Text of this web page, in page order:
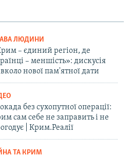
ЛЮДИНИ
– єдиний регіон, де
– меншість»: дискусія
нової пам'ятної дати
без сухопутної операції:
сам себе не заправить і не
| Крим.Реалії
ТА КРИМ